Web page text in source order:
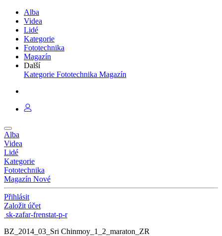
Alba
Videa
Lidé
Kategorie
Fototechnika
Magazín
Další
Kategorie Fototechnika Magazín
Alba
Videa
Lidé
Kategorie
Fototechnika
Magazín Nové
Přihlásit
Založit účet
sk-zafar-frenstat-p-r
BZ_2014_03_Sri Chinmoy_1_2_maraton_ZR